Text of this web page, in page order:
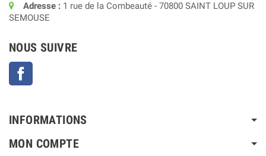
Adresse : 1 rue de la Combeauté - 70800 SAINT LOUP SUR
SEMOUSE
NOUS SUIVRE
INFORMATIONS
MON COMPTE